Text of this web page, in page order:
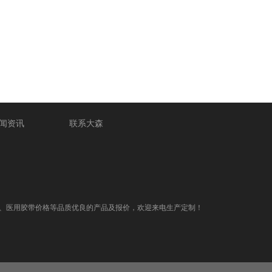
用胶带价格等品质优良的产品及报价，欢迎来电生产定制！
资讯 联系大森